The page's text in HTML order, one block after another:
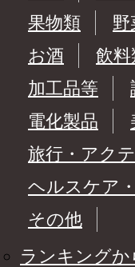
果物類
野
お酒
飲料
加工品等
電化製品
旅行・アク
ヘルスケア
その他
ランキングか